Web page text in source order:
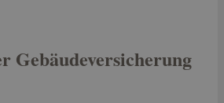
Gebäudeversicherung